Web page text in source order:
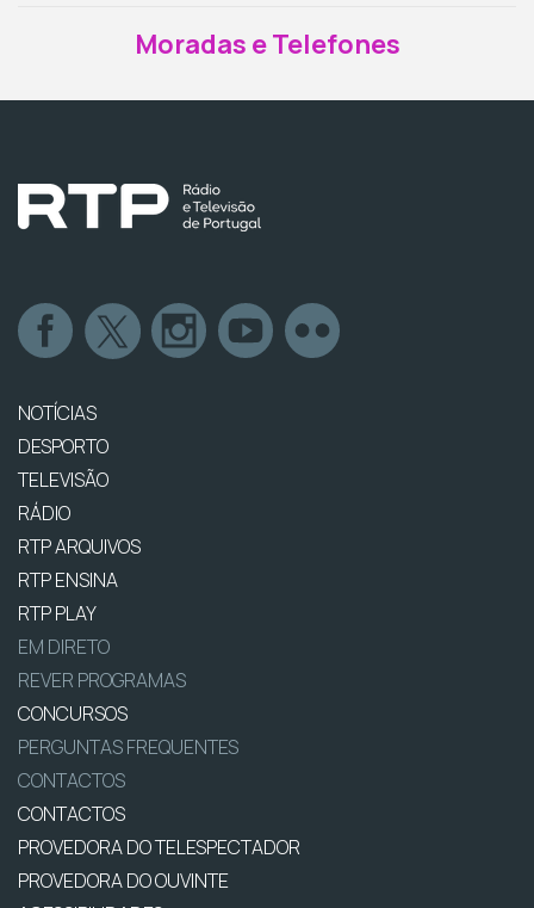
Moradas e Telefones
NOTÍCIAS
DESPORTO
TELEVISÃO
RÁDIO
RTP ARQUIVOS
RTP ENSINA
RTP PLAY
EM DIRETO
REVER PROGRAMAS
CONCURSOS
PERGUNTAS FREQUENTES
CONTACTOS
CONTACTOS
PROVEDORA DO TELESPECTADOR
PROVEDORA DO OUVINTE